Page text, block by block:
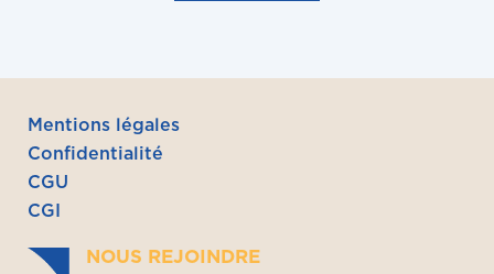
Mentions légales
Confidentialité
CGU
CGI
NOUS REJOINDRE